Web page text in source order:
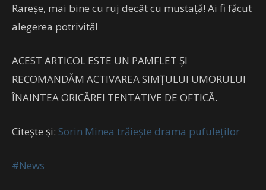
Rareșe, mai bine cu ruj decât cu mustață! Ai fi făcut
alegerea potrivită!
ACEST ARTICOL ESTE UN PAMFLET ȘI
RECOMANDĂM ACTIVAREA SIMȚULUI UMORULUI
ÎNAINTEA ORICĂREI TENTATIVE DE OFTICĂ.
Citește și: Sorin Minea trăiește drama pufuleților
#News